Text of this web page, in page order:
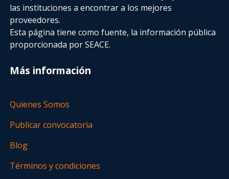
las instituciones a encontrar a los mejores
proveedores.
Esta página tiene como fuente, la información pública
proporcionada por SEACE.
Más información
Quienes Somos
Publicar convocatoria
Blog
Términos y condiciones